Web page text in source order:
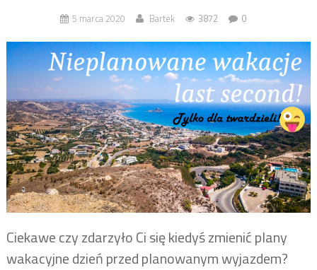
5 marca 2020 Bartek 3872 0
Ciekawe czy zdarzyło Ci się kiedyś zmienić plany
wakacyjne dzień przed planowanym wyjazdem?